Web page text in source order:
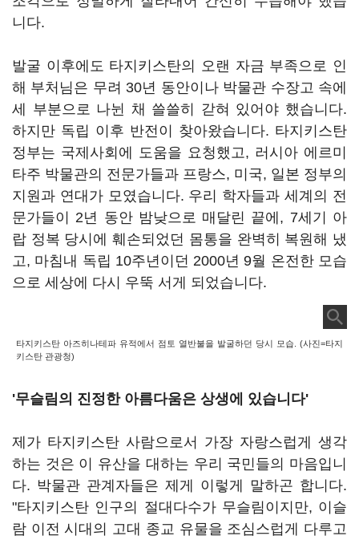
니다.
발굴 이후에도 타지키스탄의 오랜 자금 부족으로 인
해 부처님은 무려 30년 동안이나 박물관 수장고 속에
세 부분으로 나뉜 채 쓸쓸히 갇혀 있어야 했습니다.
하지만 독립 이후 반전이 찾아왔습니다. 타지키스탄
정부는 국제사회에 도움을 요청했고, 러시아 에르미
타주 박물관의 전문가들과 프랑스, 미국, 일본 정부의
지원과 연대가 모였습니다. 우리 학자들과 세계의 전
문가들이 2년 동안 밤낮으로 매달린 끝에, 7세기 아
랍 정복 당시에 훼손되었던 몸통을 완벽히 복원해 냈
고, 마침내 독립 10주년이던 2000년 9월 온전한 모습
으로 세상에 다시 우뚝 서게 되었습니다.
타지키스탄 아즈히나테파 유적에서 점토 열반불을 발굴하던 당시 모습. (사진=타지
키스탄 관광청)
'무슬림의 진정한 아름다움은 상생에 있습니다'
제가 타지키스탄 사람으로서 가장 자랑스럽게 생각
하는 것은 이 유산을 대하는 우리 국민들의 마음입니
다. 박물관 관계자들은 제게 이렇게 말하곤 합니다.
"타지키스탄 인구의 절대다수가 무슬림이지만, 이슬
람 이전 시대의 고대 종교 유물을 조심스럽게 다루고